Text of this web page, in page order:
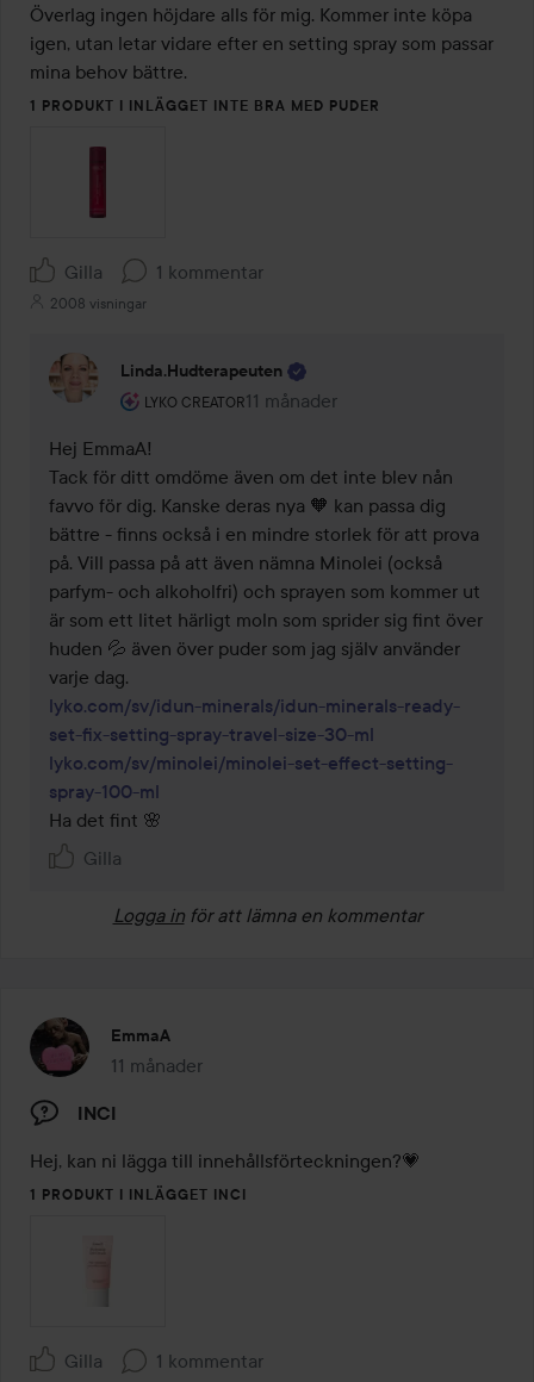
Överlag ingen höjdare alls för mig. Kommer inte köpa
igen, utan letar vidare efter en setting spray som passar
mina behov bättre.
1 PRODUKT I INLÄGGET INTE BRA MED PUDER
Gilla 1 kommentar
2008 visningar
Linda.hudterapeuten
LYKO CREATOR
Användarens roll: Lyko Creator.
11 månader
Kommentaren lades 11 månader
Hej EmmaA!
Tack för ditt omdöme även om det inte blev nån
favvo för dig. Kanske deras nya 🧡 kan passa dig
bättre - finns också i en mindre storlek för att prova
på. Vill passa på att även nämna Minolei (också
parfym- och alkoholfri) och sprayen som kommer ut
är som ett litet härligt moln som sprider sig fint över
huden 💦 även över puder som jag själv använder
lyko.com/sv/idun-minerals/idun-minerals-ready-
set-fix-setting-spray-travel-size-30-ml
lyko.com/sv/minolei/minolei-set-effect-setting-
spray-100-ml
Ha det fint 🌸
Gilla
Logga in för att lämna en kommentar
EmmaA
11 månader
Inlägget skapades 11 månader
INCI
Hej, kan ni lägga till innehållsförteckningen?💗
1 PRODUKT I INLÄGGET INCI
Gilla 1 kommentar